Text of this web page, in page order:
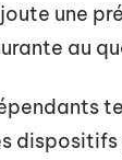
une
au
dispositifs